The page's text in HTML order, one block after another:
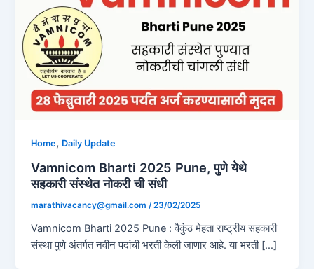
Home, Daily Update
Vamnicom Bharti 2025 Pune, पुणे येथे
सहकारी संस्थेत नोकरी ची संधी
marathivacancy@gmail.com /23/02/2025
Vamnicom Bharti 2025 Pune : वैकुंठ मेहता राष्ट्रीय सहकारी
संस्था पुणे अंतर्गत नवीन पदांची भरती केली जाणार आहे. या भरती […]